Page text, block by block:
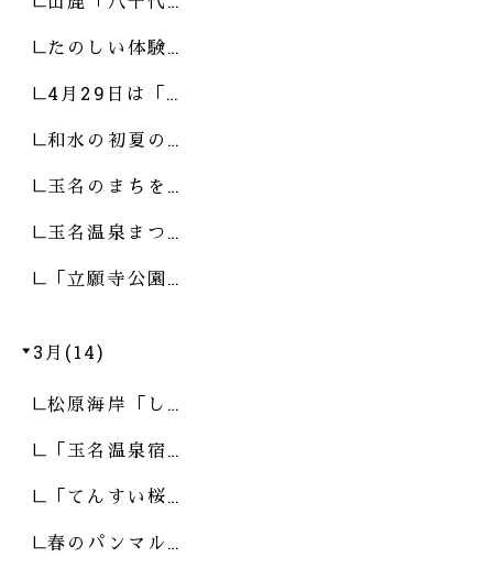
たのしい体験…
4月29日は「…
和水の初夏の…
玉名のまちを…
玉名温泉まつ…
「立願寺公園…
3月(14)
松原海岸「し…
「玉名温泉宿…
「てんすい桜…
春のパンマル…